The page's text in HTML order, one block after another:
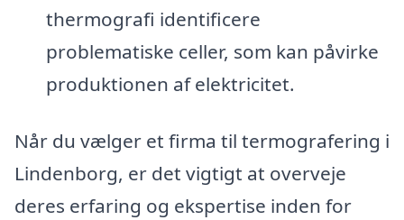
thermografi identificere
problematiske celler, som kan påvirke
produktionen af elektricitet.
Når du vælger et firma til termografering i
Lindenborg, er det vigtigt at overveje
deres erfaring og ekspertise inden for